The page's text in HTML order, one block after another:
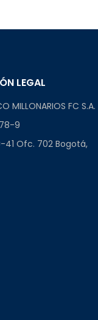
LEGAL
MILLONARIOS FC S.A.
9
41 Ofc. 702 Bogotá,